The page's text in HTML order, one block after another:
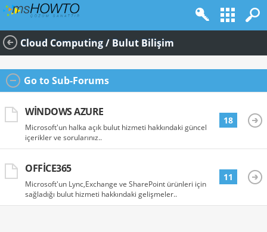
Cloud Computing / Bulut Bilişim
Go to Sub-Forums
WINDOWS AZURE
Microsoft'un halka açık bulut hizmeti hakkındaki güncel
içerikler ve sorularınız..
18
OFFICE365
Microsoft'un Lync,Exchange ve SharePoint ürünleri için
sağladığı bulut hizmeti hakkındaki gelişmeler..
11